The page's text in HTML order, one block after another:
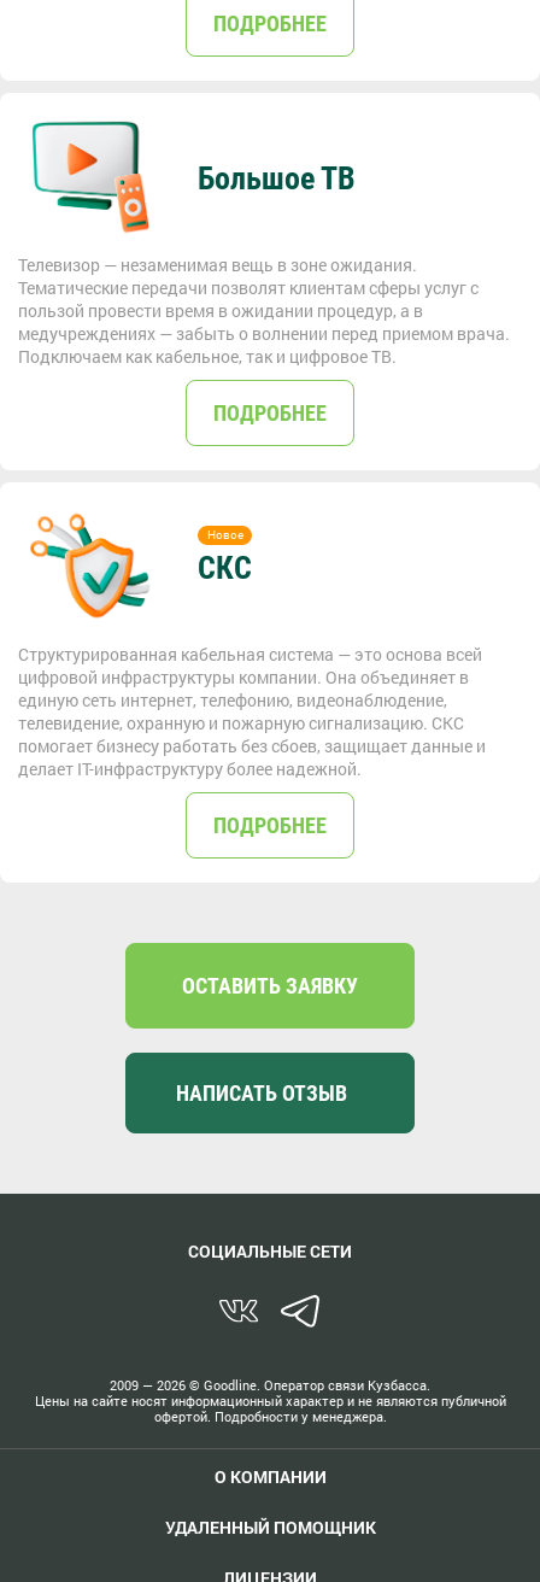
ПОДРОБНЕЕ
Большое ТВ
Телевизор — незаменимая вещь в зоне ожидания.
Тематические передачи позволят клиентам сферы услуг с
пользой провести время в ожидании процедур, а в
медучреждениях — забыть о волнении перед приемом врача.
Подключаем как кабельное, так и цифровое ТВ.
ПОДРОБНЕЕ
СКС
Структурированная кабельная система — это основа всей
цифровой инфраструктуры компании. Она объединяет в
единую сеть интернет, телефонию, видеонаблюдение,
телевидение, охранную и пожарную сигнализацию. СКС
помогает бизнесу работать без сбоев, защищает данные и
делает IT-инфраструктуру более надежной.
ПОДРОБНЕЕ
ОСТАВИТЬ ЗАЯВКУ
НАПИСАТЬ ОТЗЫВ
СОЦИАЛЬНЫЕ СЕТИ
2009 — 2026 © Goodline. Оператор связи Кузбасса.
Цены на сайте носят информационный характер и не являются публичной
офертой. Подробности у менеджера.
О КОМПАНИИ
УДАЛЕННЫЙ ПОМОЩНИК